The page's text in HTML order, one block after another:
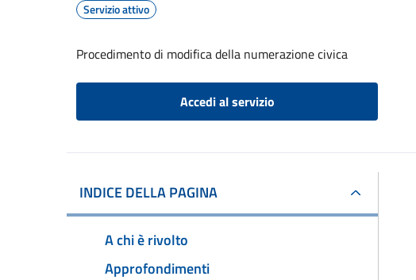
Servizio attivo
Procedimento di modifica della numerazione civica
Accedi al servizio
INDICE DELLA PAGINA
A chi è rivolto
Approfondimenti